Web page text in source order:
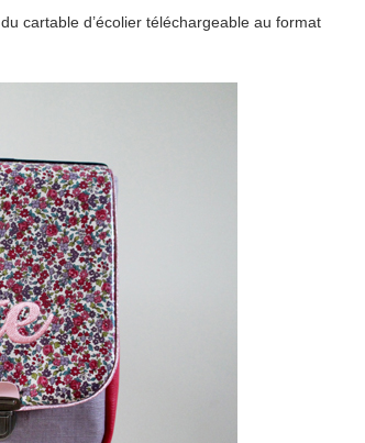
du cartable d’écolier téléchargeable au format